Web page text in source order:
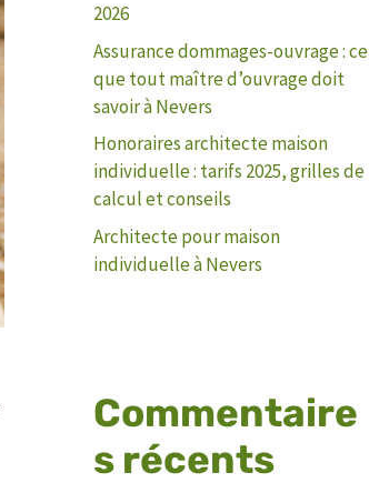
2026
Assurance dommages-ouvrage : ce
que tout maître d’ouvrage doit
savoir à Nevers
Honoraires architecte maison
individuelle : tarifs 2025, grilles de
calcul et conseils
Architecte pour maison
individuelle à Nevers
Commentaire
s récents